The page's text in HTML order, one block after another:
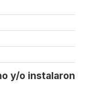
y/o instalaron